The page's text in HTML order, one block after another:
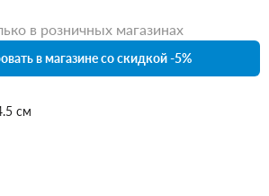
в розничных магазинах
в магазине со скидкой -5%
см